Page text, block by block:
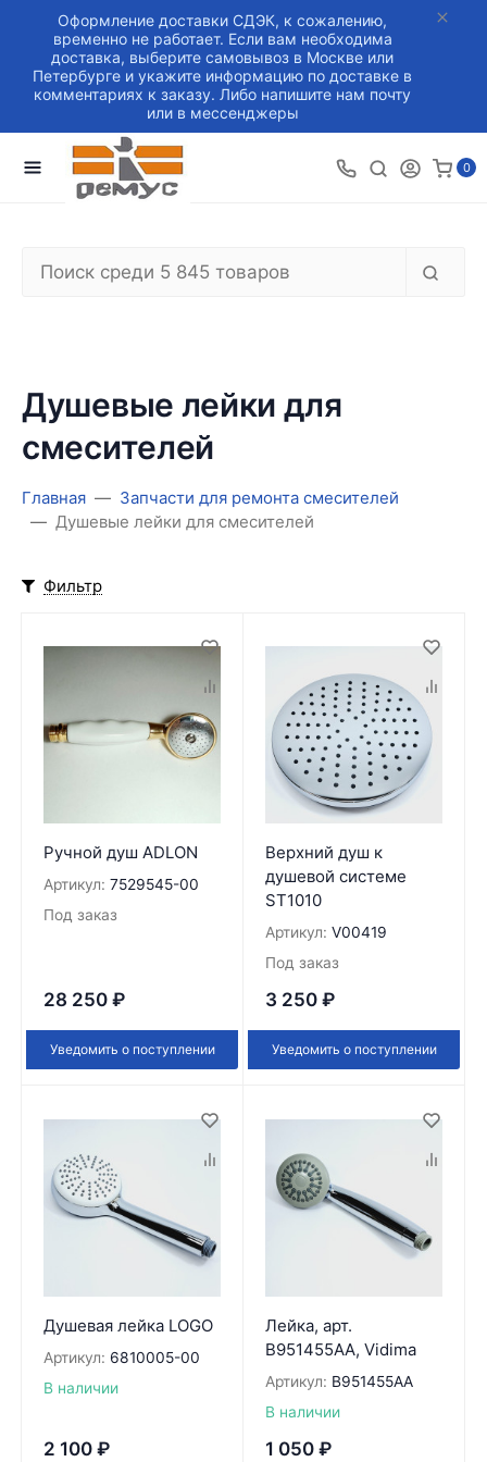
Оформление доставки СДЭК, к сожалению,
временно не работает. Если вам необходима
доставка, выберите самовывоз в Москве или
Петербурге и укажите информацию по доставке в
комментариях к заказу. Либо напишите нам почту
или в мессенджеры
0
Душевые лейки для
смесителей
Главная
Запчасти для ремонта смесителей
Душевые лейки для смесителей
Фильтр
Ручной душ ADLON
Артикул: 7529545-00
Под заказ
28 250 ₽
Уведомить о поступлении
Верхний душ к
душевой системе
ST1010
Артикул: V00419
Под заказ
3 250 ₽
Уведомить о поступлении
Душевая лейка LOGO
Артикул: 6810005-00
В наличии
2 100 ₽
Лейка, арт.
B951455AA, Vidima
Артикул: B951455AA
В наличии
1 050 ₽